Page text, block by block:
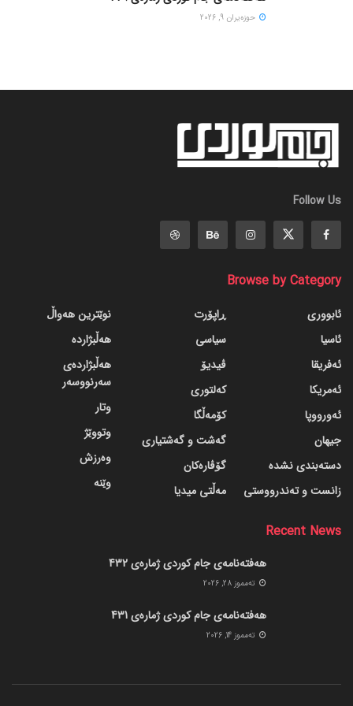
حوزه‌یران 9, 2026
Follow Us
Browse by Category
ئابووری
ئاسیا
ئەفریقا
ئەمریکا
ئەورووپا
جیهان
دسته‌بندی نشده
زانست و تەندرووستی
ڕاپۆرت
سیاسی
ڤیدیۆ
کەلتوری
کۆمەڵگا
گه‌شت و گه‌شتیاری
گۆڤاره‌کان
مەڵتی میدیا
نوێترین هەواڵ
هەڵبژاردە
هەڵبژاردەی
سەرنووسەر
وتار
وتووێژ
وەرزش
وێنە
Recent News
هەفتەنامەی جام کوردی ژمارەی 432
ته‌مموز 28, 2026
هەفتەنامەی جام کوردی ژمارەی 431
ته‌مموز 14, 2026